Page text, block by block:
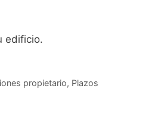
edificio.
propietario, Plazos